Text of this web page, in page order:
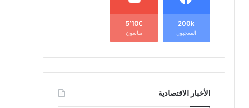
200k
المعجبون
5٬100
متابعون
الأخبار الاقتصادية